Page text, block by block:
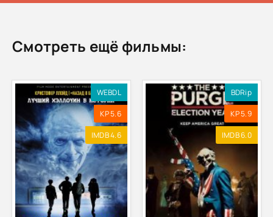
Смотреть ещё фильмы:
WEBDL
KP 5.6
IMDB 4.6
BDRip
KP 5.9
IMDB 6.0